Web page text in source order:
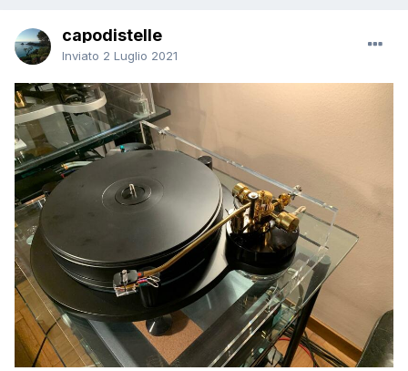
capodistelle
Inviato 2 Luglio 2021